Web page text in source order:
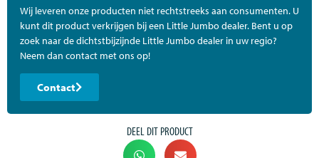
Wij leveren onze producten niet rechtstreeks aan consumenten. U
kunt dit product verkrijgen bij een Little Jumbo dealer. Bent u op
zoek naar de dichtstbijzijnde Little Jumbo dealer in uw regio?
Neem dan contact met ons op!
Contact
DEEL DIT PRODUCT